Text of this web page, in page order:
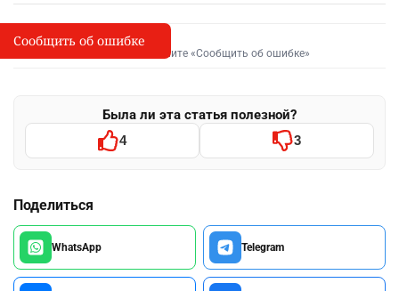
I
Сообщить об опечатке
Выделите фрагмент и нажмите «Сообщить об ошибке»
Была ли эта статья полезной?
4 3
Поделиться
WhatsApp Telegram
Сообщить об ошибке